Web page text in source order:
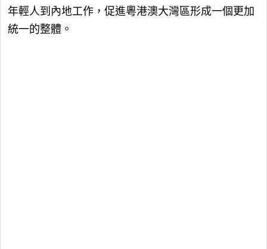
年輕人到內地工作，促進粵港澳大灣區形成一個更加
統一的整體。